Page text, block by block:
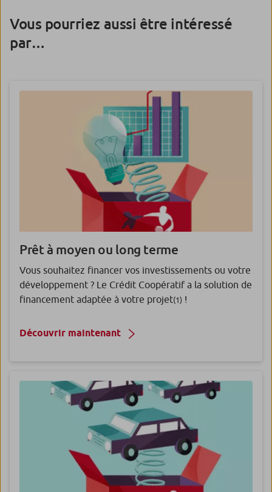
Vous pourriez aussi être intéressé
par…
Prêt à moyen ou long terme
Vous souhaitez financer vos investissements ou votre
développement ? Le Crédit Coopératif a la solution de
financement adaptée à votre projet(1) !
Découvrir maintenant